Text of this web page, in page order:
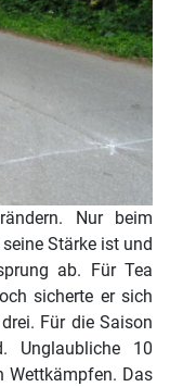
Nur beim
Stärke ist und
ab. Für Tea
sicherte er sich
Für die Saison
Unglaubliche 10
Wettkämpfen. Das